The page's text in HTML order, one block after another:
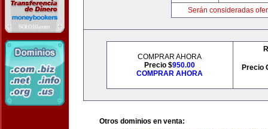
Serán consideradas
COMPRAR AHORA
Precio $950.00
COMPRAR AHORA
Precio
Otros dominios en venta: